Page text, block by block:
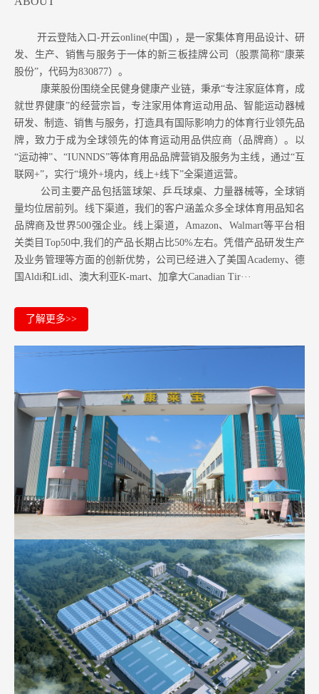
开云登陆入口-开云online(中国) ，是一家集体育用品设计、研
发、生产、销售与服务于一体的新三板挂牌公司（股票简称“康莱
股份”，代码为830877）。
康莱股份围绕全民健身健康产业链，秉承“专注家庭体育，成
就世界健康”的经营宗旨，专注家用体育运动用品、智能运动器械
研发、制造、销售与服务，打造具有国际影响力的体育行业领先品
牌，致力于成为全球领先的体育运动用品供应商（品牌商）。以
“运动神”、“IUNNDS”等体育用品品牌营销及服务为主线，通过“互
联网+”，实行“境外+境内，线上+线下”全渠道运营。
公司主要产品包括篮球架、乒乓球桌、力量器械等，全球销
量均位居前列。 线下渠道，我们的客户涵盖众多全球体育用品知名
品牌商及世界500强企业。 线上渠道，Amazon、Walmart等平台相
关类目Top50中,我们的产品长期占比50%左右。凭借产品研发生产
及业务管理等方面的创新优势，公司已经进入了美国Academy、德
国Aldi和Lidl、澳大利亚K-mart、加拿大Canadian Tir···
了解更多>>